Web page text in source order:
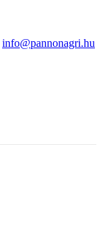
info@pannonagri.hu